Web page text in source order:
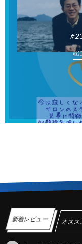
＃
就
新着レビュー オスス